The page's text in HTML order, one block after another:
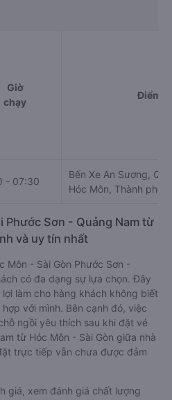
Giờ
chạy
Điểm đi
- 07:30
Bến Xe An Sương,
Hóc Môn, Thành phố
Phước Sơn - Quảng Nam từ
và uy tín nhất
Môn - Sài Gòn Phước Sơn -
có đa dạng sự lựa chọn. Đây
làm cho hàng khách không biết
với mình. Bên cạnh đó, việc
ngồi yêu thích sau khi đặt vé
từ Hóc Môn - Sài Gòn giữa nhà
trực tiếp vẫn chưa được đảm
giá, xem đánh giá chất lượng